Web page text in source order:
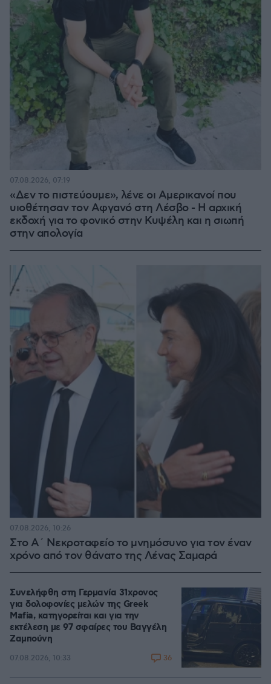
«Δεν το πιστεύουμε», λένε οι Αμερικανοί που
υιοθέτησαν τον Αφγανό στη Λέσβο - Η αρχική
εκδοχή για το φονικό στην Κυψέλη και η σιωπή
στην απολογία
07.08.2026, 07:19
Στο Α΄ Νεκροταφείο το μνημόσυνο για τον έναν
χρόνο από τον θάνατο της Λένας Σαμαρά
07.08.2026, 10:26
Συνελήφθη στη Γερμανία 31χρονος
για δολοφονίες μελών της Greek
Mafia, κατηγορείται και για την
εκτέλεση με 97 σφαίρες του Βαγγέλη
Ζαμπούνη
07.08.2026, 10:33 36